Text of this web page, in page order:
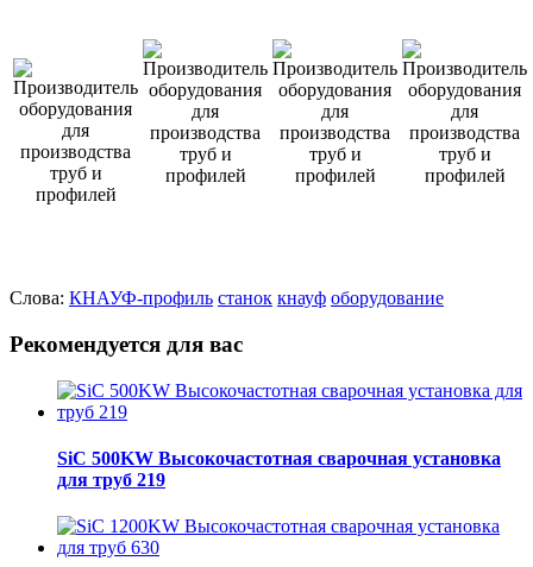
Слова: КНАУФ-профиль станок кнауф оборудование
Рекомендуется для вас
SiC 500KW Высокочастотная сварочная установка
для труб 219